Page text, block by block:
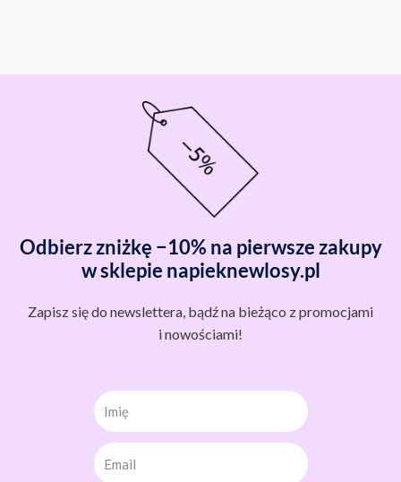
Odbierz zniżkę −10% na pierwsze zakupy
w sklepie napieknewlosy.pl
Zapisz się do newslettera, bądź na bieżąco z promocjami
i nowościami!
Imię